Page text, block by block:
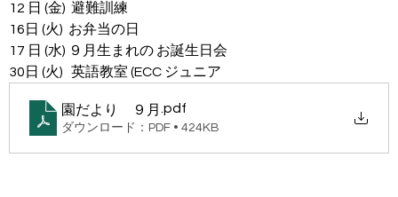
12 日 (金)  避難訓練
16日 (火)  お弁当の日
17 日 (水) ９月生まれの お誕生日会
30日 (火)   英語教室 (ECC ジュニア
園だより ９月 .pdf
ダウンロード：PDF • 424KB